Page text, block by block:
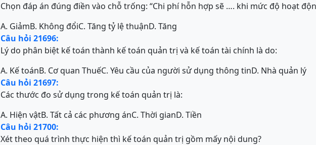
Chọn đáp án đúng điền vào chỗ trống: “Chi phí hỗn hợp sẽ …. khi mức độ hoạt
A. GiảmB. Không đổiC. Tăng tỷ lệ thuậnD. Tăng
Câu hỏi 21696:
Lý do phân biệt kế toán thành kế toán quản trị và kế toán tài chính là do:
A. Kế toánB. Cơ quan ThuếC. Yêu cầu của người sử dụng thông tinD. Nhà quản lý
Câu hỏi 21697:
Các thước đo sử dụng trong kế toán quản trị là:
A. Hiện vậtB. Tất cả các phương ánC. Thời gianD. Tiền
Câu hỏi 21700:
Xét theo quá trình thực hiện thì kế toán quản trị gồm mấy nội dung?